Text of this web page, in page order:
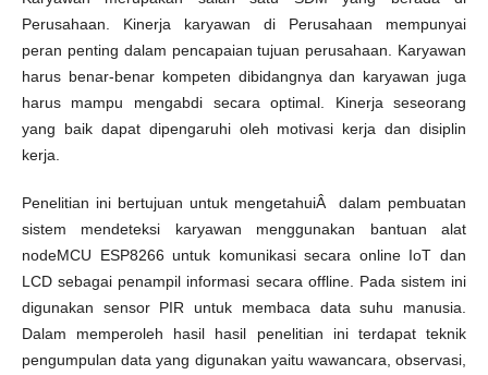
Perusahaan. Kinerja karyawan di Perusahaan mempunyai
peran penting dalam pencapaian tujuan perusahaan. Karyawan
harus benar-benar kompeten dibidangnya dan karyawan juga
harus mampu mengabdi secara optimal. Kinerja seseorang
yang baik dapat dipengaruhi oleh motivasi kerja dan disiplin
kerja.
Penelitian ini bertujuan untuk mengetahuiÂ dalam pembuatan
sistem mendeteksi karyawan menggunakan bantuan alat
nodeMCU ESP8266 untuk komunikasi secara online IoT dan
LCD sebagai penampil informasi secara offline. Pada sistem ini
digunakan sensor PIR untuk membaca data suhu manusia.
Dalam memperoleh hasil hasil penelitian ini terdapat teknik
pengumpulan data yang digunakan yaitu wawancara, observasi,